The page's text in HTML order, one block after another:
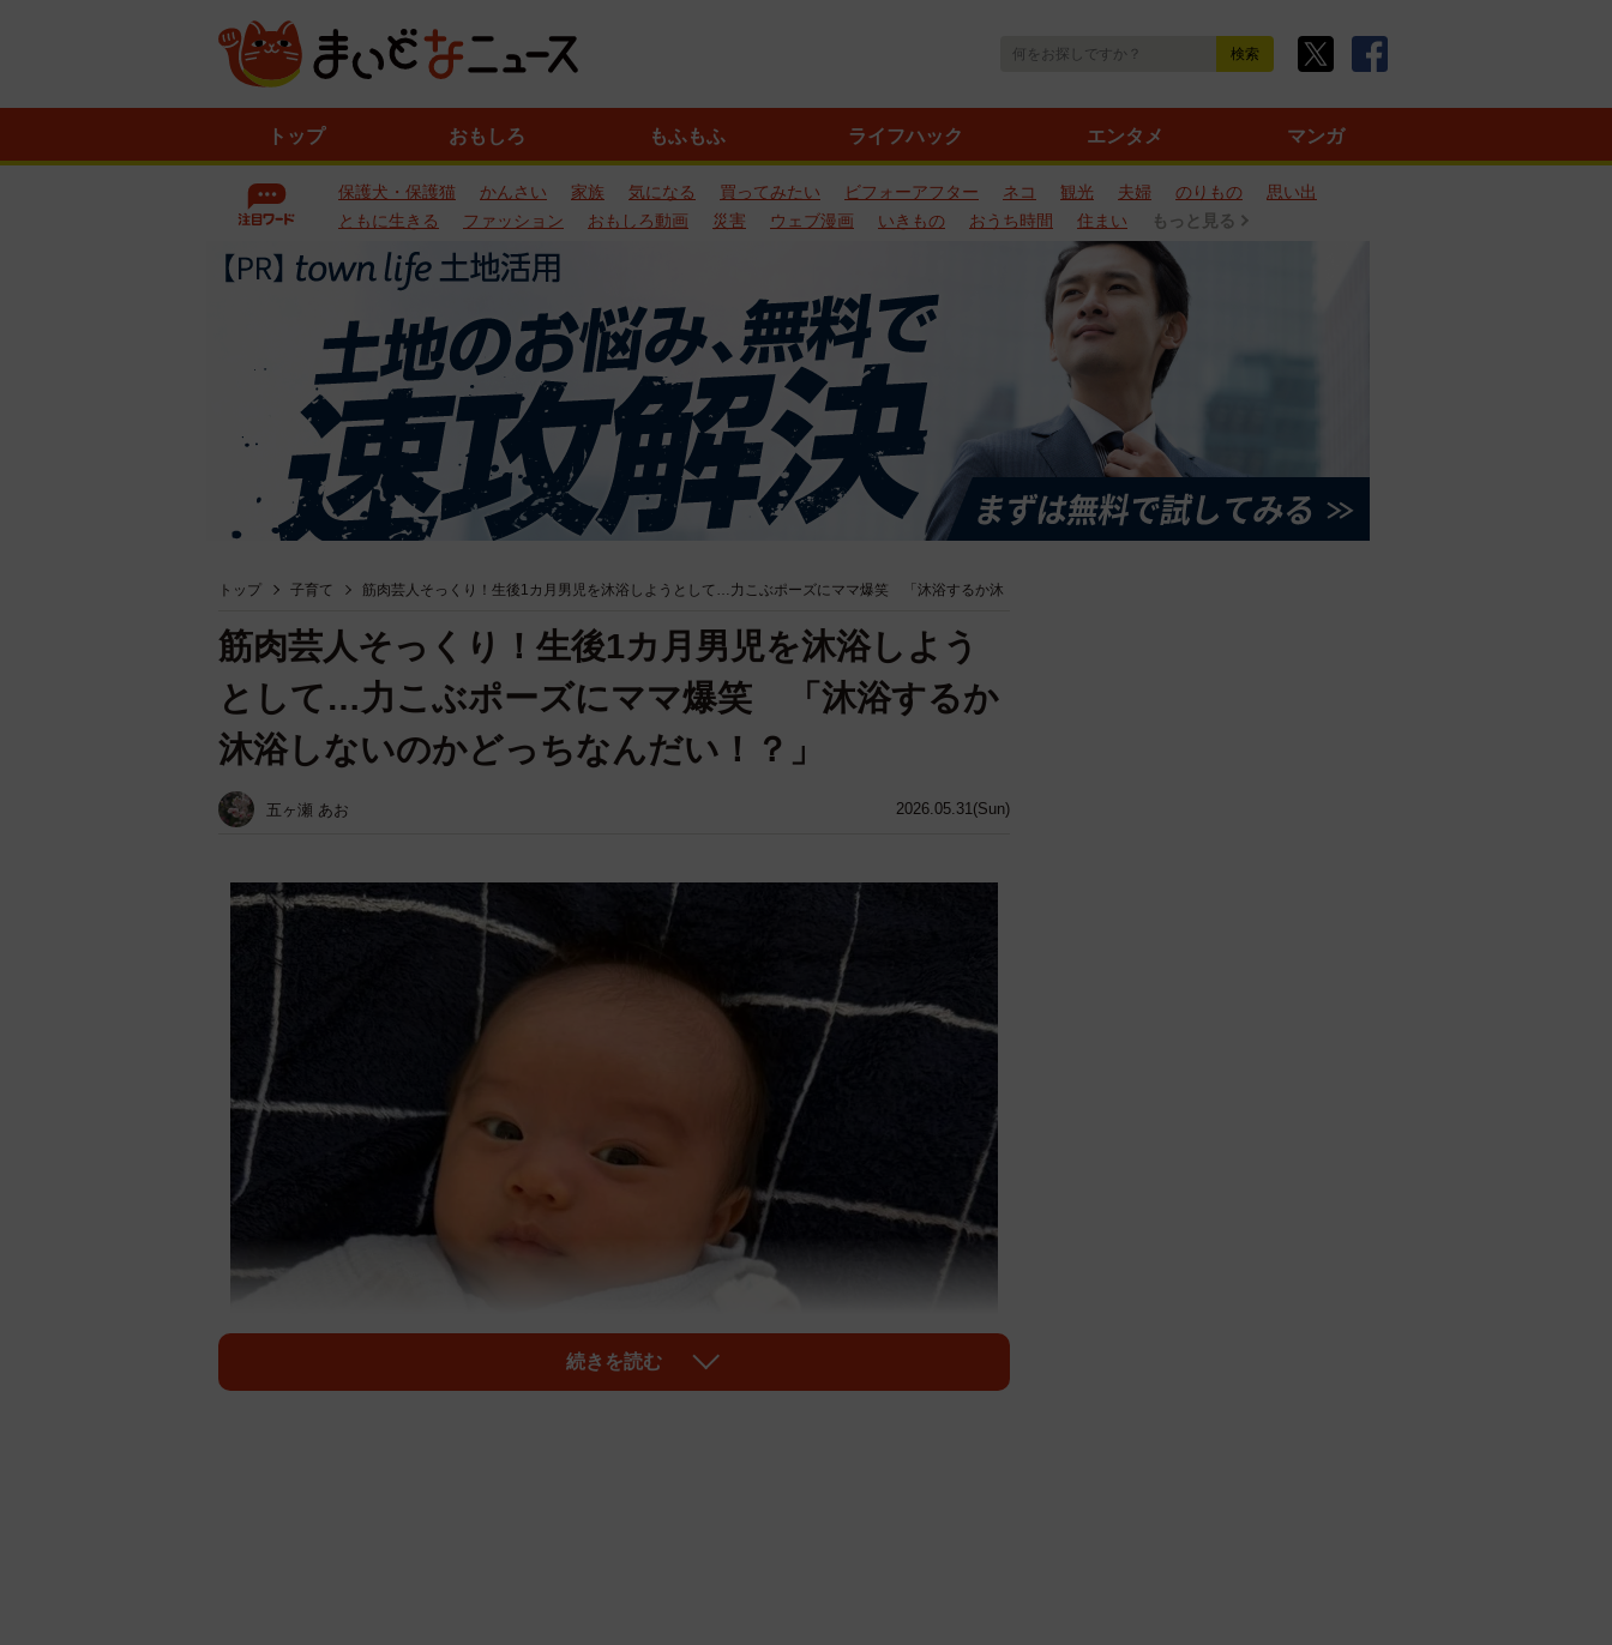
トップ おもしろ もふもふ ライフハック エンタメ マンガ
保護犬・保護猫 かんさい 家族 気になる 買ってみたい ビフォーアフター ネコ 観光 夫婦 のりもの
思い出
ともに生きる
ファッション おもしろ動画 災害 ウェブ漫画 いきもの おうち時間 住まい もっと見る
トップ 子育て 筋肉芸人そっくり！生後1カ月男児を沐浴しようとして…力こぶポーズにママ爆笑 「沐浴するか沐
2026.05.31(Sun)
筋肉芸人そっくり！生後1カ月男児を沐浴しよう
として…力こぶポーズにママ爆笑 「沐浴するか
沐浴しないのかどっちなんだい！？」
五ヶ瀬 あお
続きを読む